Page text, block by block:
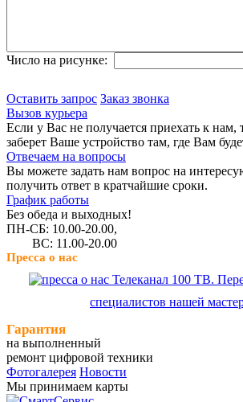
Число на рисунке:
Оставить запрос Заказ звонка
Вызов курьера
Если у Вас не получается приехать к нам,
заберет Ваше устройство там, где Вам
Отвечаем на вопросы
Вы можете задать нам вопрос на
получить ответ в кратчайшие сроки.
График работы
Без обеда и выходных!
ПН-СБ: 10.00-20.00,
ВС: 11.00-20.00
Пресса о нас
Телеканал 100 ТВ.
специалистов нашей
Гарантия
на выполненный
ремонт цифровой техники
Фотогалерея Новости
Мы принимаем карты